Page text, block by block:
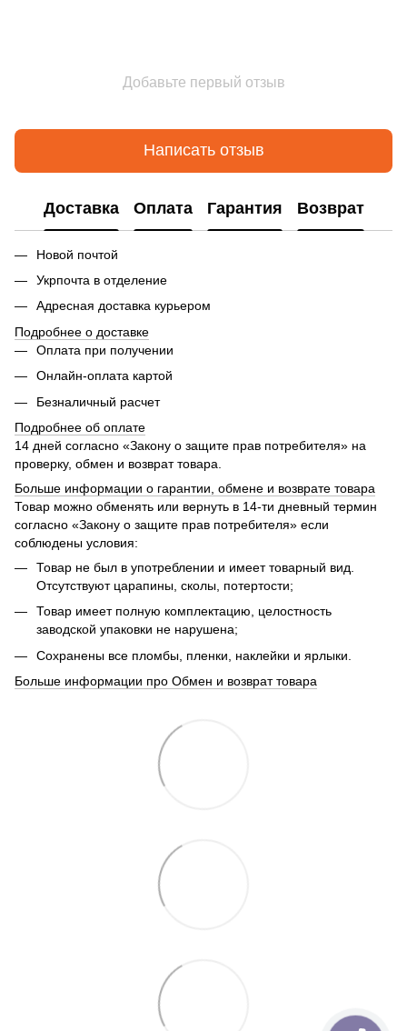
Добавьте первый отзыв
Написать отзыв
Доставка Оплата Гарантия Возврат
Новой почтой
Укрпочта в отделение
Адресная доставка курьером
Подробнее о доставке
Оплата при получении
Онлайн-оплата картой
Безналичный расчет
Подробнее об оплате
14 дней согласно «Закону о защите прав потребителя» на
проверку, обмен и возврат товара.
Больше информации о гарантии, обмене и возврате товара
Товар можно обменять или вернуть в 14-ти дневный термин
согласно «Закону о защите прав потребителя» если
соблюдены условия:
Товар не был в употреблении и имеет товарный вид.
Отсутствуют царапины, сколы, потертости;
Товар имеет полную комплектацию, целостность
заводской упаковки не нарушена;
Сохранены все пломбы, пленки, наклейки и ярлыки.
Больше информации про Обмен и возврат товара